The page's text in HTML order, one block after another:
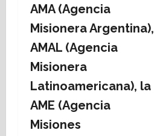
AMA (Agencia
Misionera Argentina),
AMAL (Agencia
Misionera
Latinoamericana), la
AME (Agencia
Misiones